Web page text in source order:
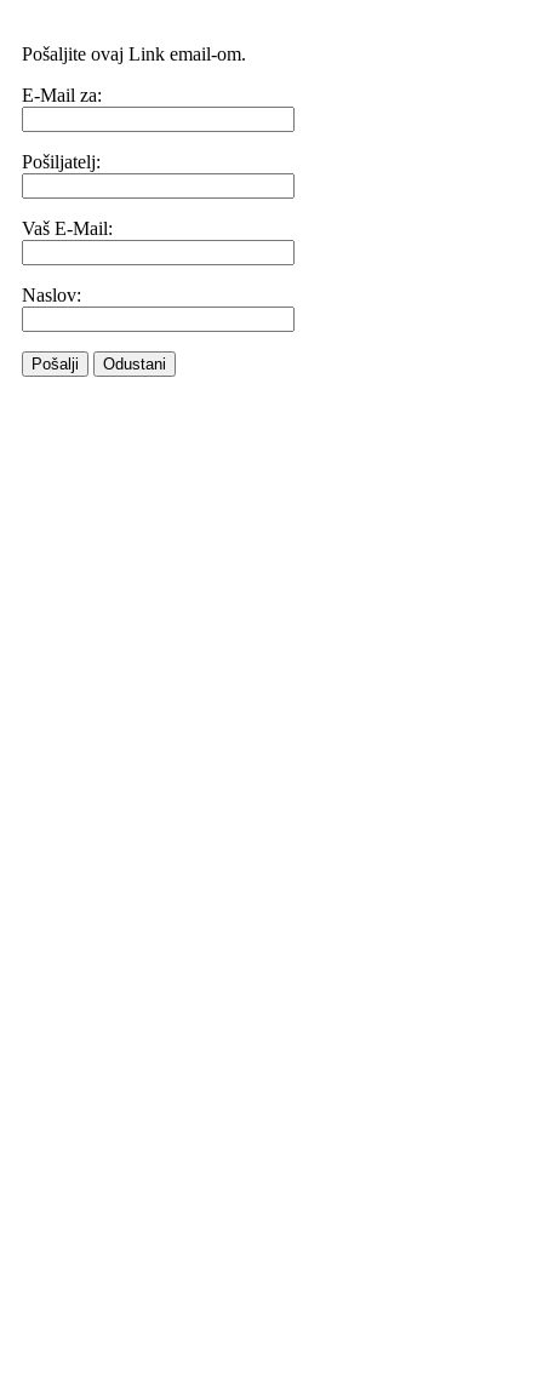
Pošaljite ovaj Link email-om.
E-Mail za:
Pošiljatelj:
Vaš E-Mail:
Naslov:
Pošalji Odustani